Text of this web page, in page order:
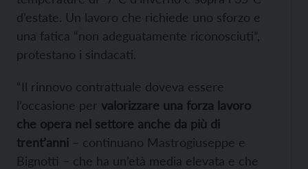
d’estate. Un lavoro che richiede uno sforzo e
una fatica “non adeguatamente riconosciuti”,
protestano i sindacati.
“Il rinnovo contrattuale doveva essere
l’occasione per valorizzare una forza lavoro
che opera nel settore anche da più di
trent’anni – continuano Mastrogiuseppe e
Bignotti – che ha un’età media elevata e che